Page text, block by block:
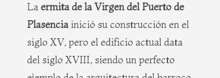
La ermita de la Virgen del Puerto de
Plasenciainició su construcción en el
siglo XV, pero el edificio actual data
del siglo XVIII, siendo un perfecto